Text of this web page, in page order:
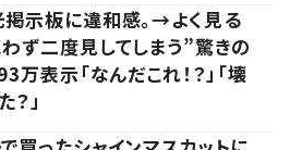
示板に違和感。→よく見る
ず二度見してしまう”驚きの
万表示「なんだこれ！？」「壊
？」